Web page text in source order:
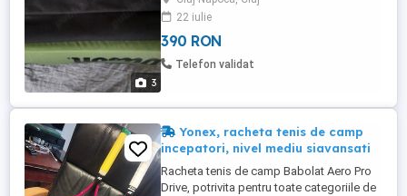
3
termoizolante, foarte bine ingrijit aproape
ca și nou.
22 iulie
390 RON
Telefon validat
Yonex, racheta tenis de camp
incepatori, nivel mediu siavansati
Racheta tenis de camp Babolat Aero Pro
Drive, potrivita pentru toate categoriile de